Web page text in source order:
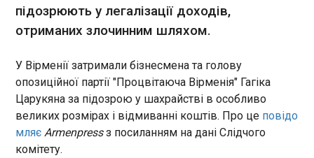
Європі
11:25:49
Сполучені Штати ведуть переговори з
Німеччиною та ще кількома європейськими
країнами щодо запуску спільного виробництва
ракет AIM-120 AMRAAM і технічного
обслуговування ракет PAC-3 для зенітних
комплексів Patriot. Про це повідомляє Reuters із
посиланням на поінформоване джерело.
ЧИТАТЬ
підозрюють у легалізації доходів,
отриманих злочинним шляхом.
У Вірменії затримали бізнесмена та голову
опозиційної партії "Процвітаюча Вірменія" Гагіка
Царукяна за підозрою у шахрайстві в особливо
великих розмірах і відмиванні коштів. Про це повідо
мляєArmenpressз посиланням на дані Слідчого
комітету.